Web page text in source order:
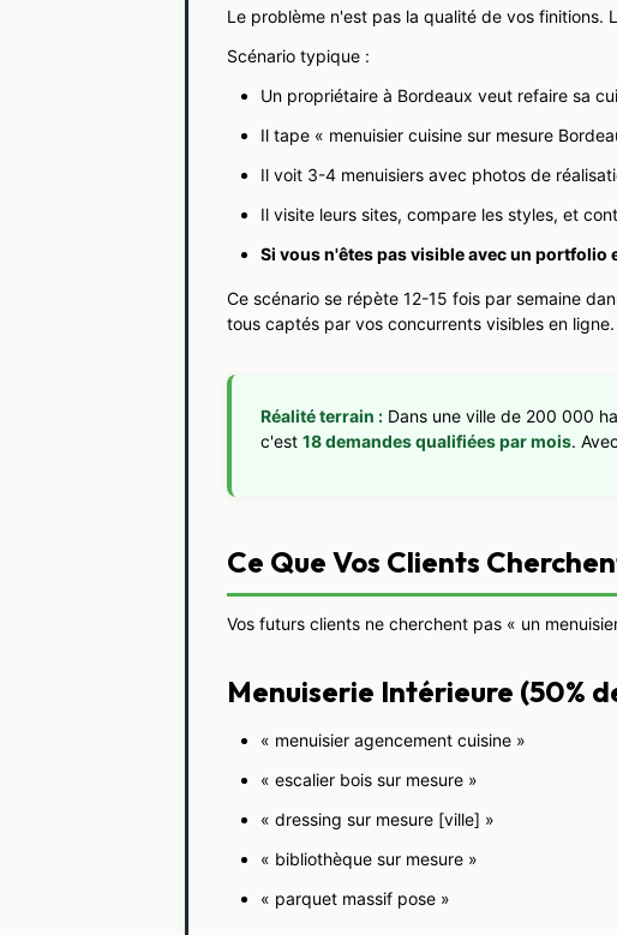
Le problème n'est pas la qualité de vos finitions.
Scénario typique :
Un propriétaire à Bordeaux veut refaire sa
Il tape « menuisier cuisine sur mesure
Il voit 3-4 menuisiers avec photos de
Il visite leurs sites, compare les styles, et
Si vous n'êtes pas visible avec un
Ce scénario se répète 12-15 fois par semaine
tous captés par vos concurrents visibles en ligne.
Réalité terrain : Dans une ville de 200 000
c'est 18 demandes qualifiées par mois.
Ce Que Vos Clients
Vos futurs clients ne cherchent pas « un
Menuiserie Intérieure (50%
« menuisier agencement cuisine »
« escalier bois sur mesure »
« dressing sur mesure [ville] »
« bibliothèque sur mesure »
« parquet massif pose »